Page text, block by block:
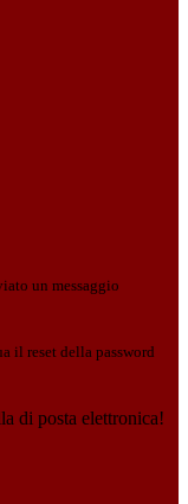
un messaggio
il reset della password
di posta elettronica!